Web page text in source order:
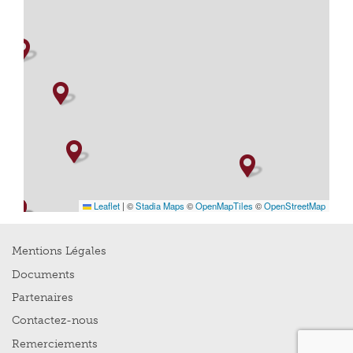
Leaflet | ©Stadia Maps ©OpenMapTiles ©OpenStreetMap
Mentions Légales
Documents
Partenaires
Contactez-nous
Remerciements